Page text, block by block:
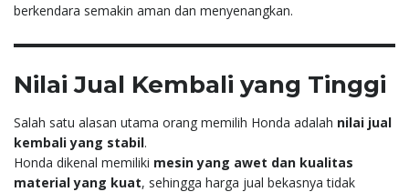
berkendara semakin aman dan menyenangkan.
Nilai Jual Kembali yang Tinggi
Salah satu alasan utama orang memilih Honda adalah nilai jual
kembali yang stabil.
Honda dikenal memiliki mesin yang awet dan kualitas
material yang kuat, sehingga harga jual bekasnya tidak